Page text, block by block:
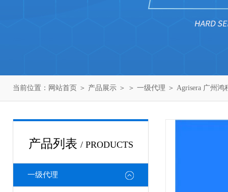
当前位置： 网站首页 ＞ 产品展示 ＞ ＞ 一级代理 ＞ Agrisera 广州鸿
产品列表 / PRODUCTS
一级代理